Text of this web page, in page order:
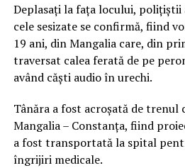
Deplasați la fața locului,
cele sesizate se confirmă, fiind
19 ani, din Mangalia care, din
traversat calea ferată de pe
având căști audio în urechi.
Tânăra a fost acroșată de trenul
Mangalia – Constanța, fiind
a fost transportată la spital
îngrijiri medicale.